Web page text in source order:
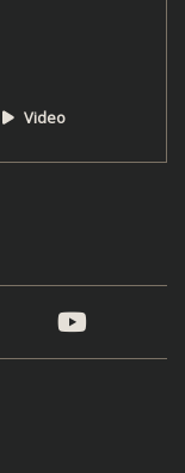
Video